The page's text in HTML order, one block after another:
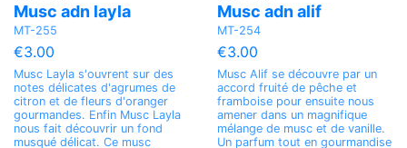
Musc adn layla
MT-255
€3.00
Musc Layla s'ouvrent sur des
notes délicates d'agrumes de
citron et de fleurs d'oranger
gourmandes. Enfin Musc Layla
nous fait découvrir un fond
musqué délicat. Ce musc
Musc adn alif
MT-254
€3.00
Musc Alif se découvre par un
accord fruité de pêche et
framboise pour ensuite nous
amener dans un magnifique
mélange de musc et de vanille.
Un parfum tout en gourmandise